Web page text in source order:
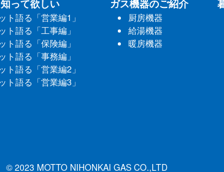
って欲しい
ト語る「営業編1」
ト語る「工事編」
ト語る「保険編」
ト語る「事務編」
ト語る「営業編2」
ト語る「営業編3」
ガス機器のご紹介
厨房機器
給湯機器
暖房機器
© 2023 MOTTO NIHONKAI GAS CO.,LTD